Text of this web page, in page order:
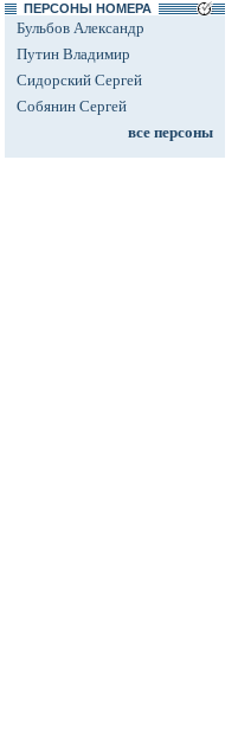
ПЕРСОНЫ НОМЕРА
Бульбов Александр
Путин Владимир
Сидорский Сергей
Собянин Сергей
все персоны